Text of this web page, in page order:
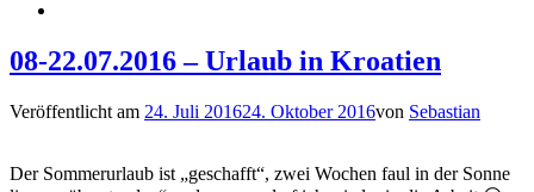
08-22.07.2016 – Urlaub in Kroatien
Veröffentlicht am 24. Juli 201624. Oktober 2016von Sebastian
Der Sommerurlaub ist „geschafft“, zwei Wochen faul in der Sonne